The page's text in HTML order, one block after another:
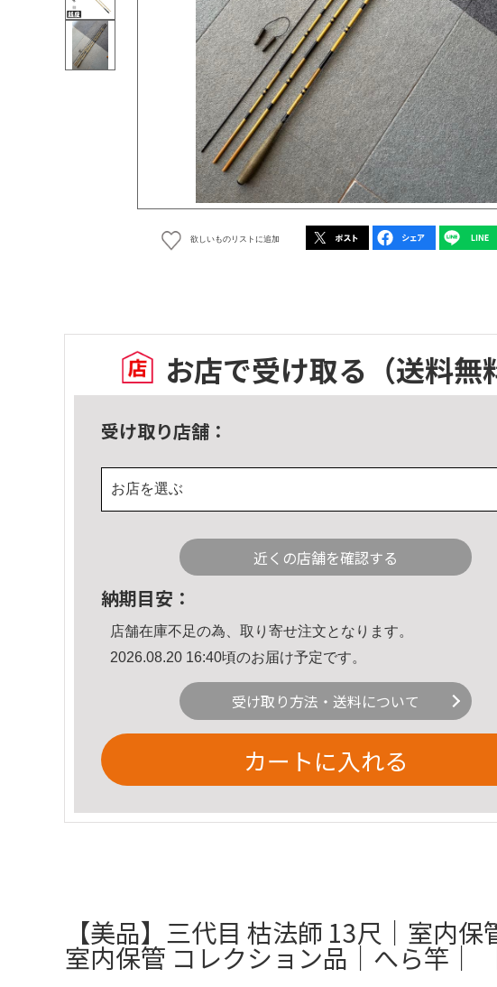
欲しいものリストに追加
お店で受け取る （送料無
受け取り店舗：
お店を選ぶ
近くの店舗を確認する
納期目安：
店舗在庫不足の為、取り寄せ注文となります。
2026.08.20 16:40頃のお届け予定です。
受け取り方法・送料について
カートに入れる
【美品】三代目 枯法師 13尺｜室内
室内保管 コレクション品｜へら竿｜